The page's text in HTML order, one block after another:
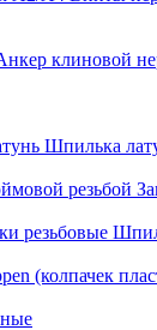
клиновой
Шпилька
резьбой
резьбовые
(колпачек